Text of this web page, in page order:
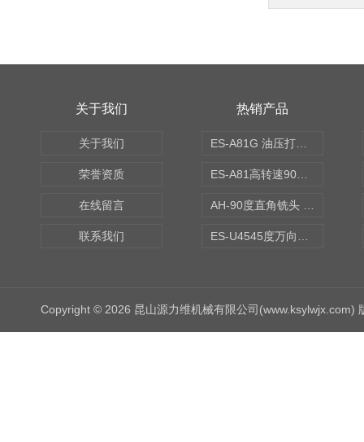
关于我们
关于我们
荣誉资质
在线留言
联系我们
热销产品
Copyright © 2026 昆山源力维机械有限公司(www.ksylwjx.com)